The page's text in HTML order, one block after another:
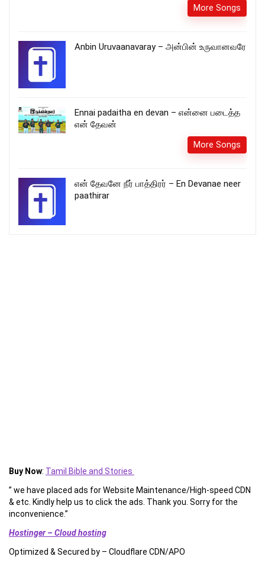
More Songs
Anbin Uruvaanavaray – அன்பின் உருவானவரே
Ennai padaitha en devan – என்னை படைத்த
என் தேவன்
More Songs
என் தேவனே நீர் பாத்திரர் – En Devanae neer
paathirar
Buy Now: Tamil Bible and Stories
” we have placed ads for Website Maintenance/High-speed CDN
& etc. Kindly help us to click the ads. Thank you. Sorry for the
inconvenience.”
Hostinger – Cloud hosting
Optimized & Secured by – Cloudflare CDN/APO